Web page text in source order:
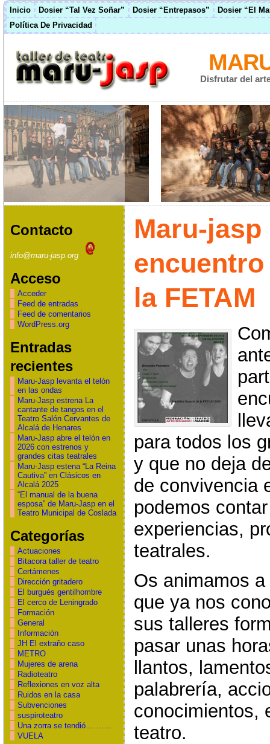
Inicio Dosier “Tal Vez Soñar” Dosier “Entrepasos”
Dosier “El
Política De Privacidad
Disfrutar del
Contacto
info@maru-jasp.org
Acceso
Acceder
Feed de entradas
Feed de comentarios
WordPress.org
Entradas
recientes
Maru-Jasp levanta el telón
en las ondas
Maru-Jasp estrena La
cantante de tangos en el
Teatro Salón Cervantes de
Alcalá de Henares
Maru-Jasp abre el telón en
2026 con estrenos y
grandes citas teatrales
Maru-Jasp estena “La Reina
Cautiva” en Clásicos en
Alcalá 2025
“El manual de la buena
esposa” de Maru-Jasp en el
Teatro Municipal de Coslada
Categorías
Actuaciones
Bitacora taller de teatro
Certámenes
Dirección gritadero
El burgués gentilhombre
El cerco de Leningrado
Formación
General
Información
JH El extraño caso
METRO
Mujeres de arena
Radioteatro
Reflexiones en voz alta
Ruidos en la casa
Subvenciones
suspiroteatro
Una zorra se tendió……….
VUELA
Maru-
la FETAM
para todos los
y que no deja
de convivencia
podemos
experiencias,
teatrales.
Os animamos
que ya nos
sus talleres
pasar unas
llantos,
palabrería,
teatro.